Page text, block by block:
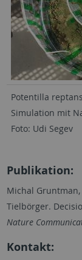
Potentilla
Simulation mit
Foto: Udi Segev
Publikation:
Michal
Tielbörger.
Nature
Kontakt: